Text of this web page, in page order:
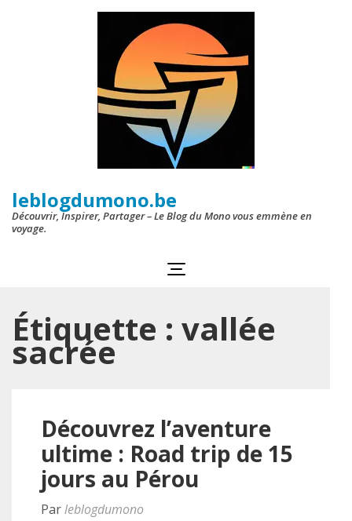
leblogdumono.be
Découvrir, Inspirer, Partager – Le Blog du Mono vous emmène en
voyage.
Étiquette : vallée
sacrée
Découvrez l’aventure
ultime : Road trip de 15
jours au Pérou
Parleblogdumono